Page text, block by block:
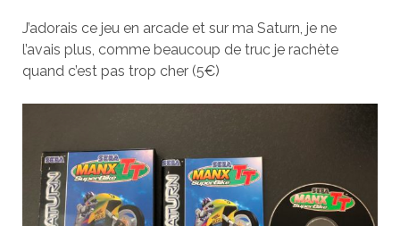
J’adorais ce jeu en arcade et sur ma Saturn, je ne
l’avais plus, comme beaucoup de truc je rachète
quand c’est pas trop cher (5€)